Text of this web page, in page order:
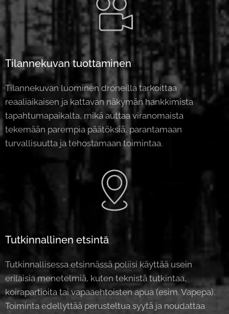
Tilannekuvan tuottaminen
Tilannekuvan luominen droneilla tarkoittaa
reaaliaikaisen ja kattavan näkymän hankkimista
tapahtumapaikalta, mikä auttaa viranomaista
tekemään parempia päätöksiä, parantamaan
turvallisuutta ja tehostamaan toimintaa.
Tutkinnallinen etsintä
Tutkinnallisessa etsinnässä poliisi käyttää usein
erilaisia menetelmiä, kuten teknistä tutkintaa,
koirapartioita tai vapaaehtoisten apua (esim. Vapepa).
Toiminta edellyttää perusteltua syytä ja noudattaa